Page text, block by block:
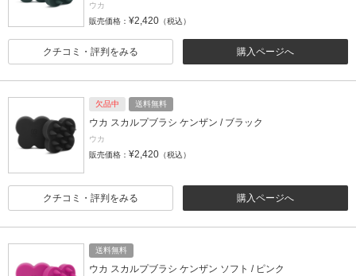
ウカ
販売価格： ¥2,420 （税込）
購入ページへ
クチコミ・評判をみる
欠品中 送料無料
ウカ スカルプブラシ ケンザン / ブラック
ウカ
販売価格： ¥2,420 （税込）
購入ページへ
クチコミ・評判をみる
送料無料
ウカ スカルプブラシ ケンザン ソフト / ピンク